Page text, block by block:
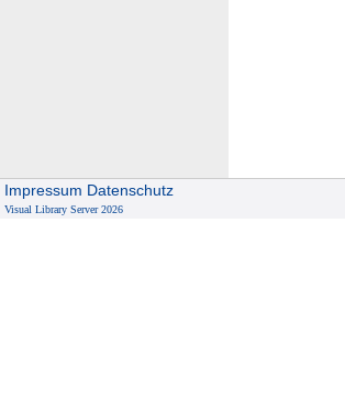
Impressum Datenschutz
Visual Library Server 2026